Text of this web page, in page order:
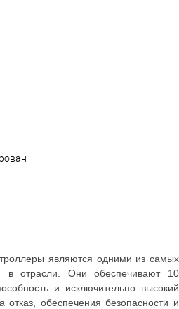
являются одними из самых
в отрасли. Они обеспечивают 10
и исключительно высокий
обеспечения безопасности и